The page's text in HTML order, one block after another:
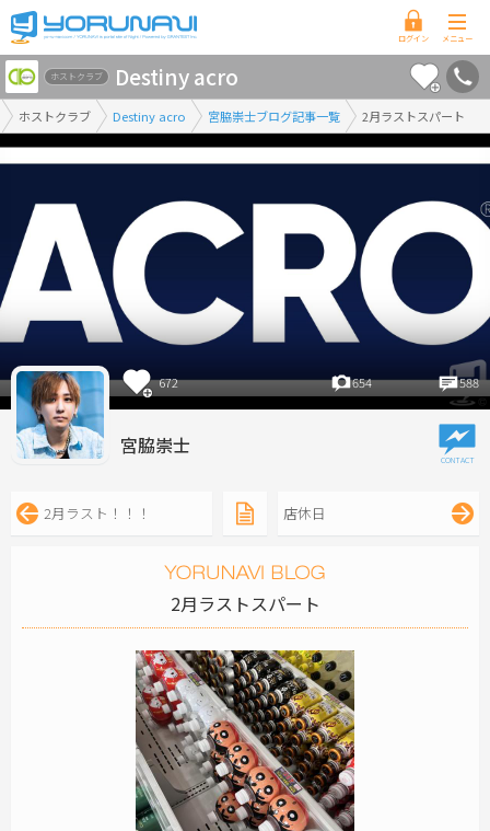
香
川
県
版
ホストクラブ Destiny acro 宮脇崇士ブログ記事一覧 2月ラストスパート
ホストクラブ Destiny acro
672 654 588
宮脇崇士
2月ラスト！！！ 店休日
2月ラストスパート